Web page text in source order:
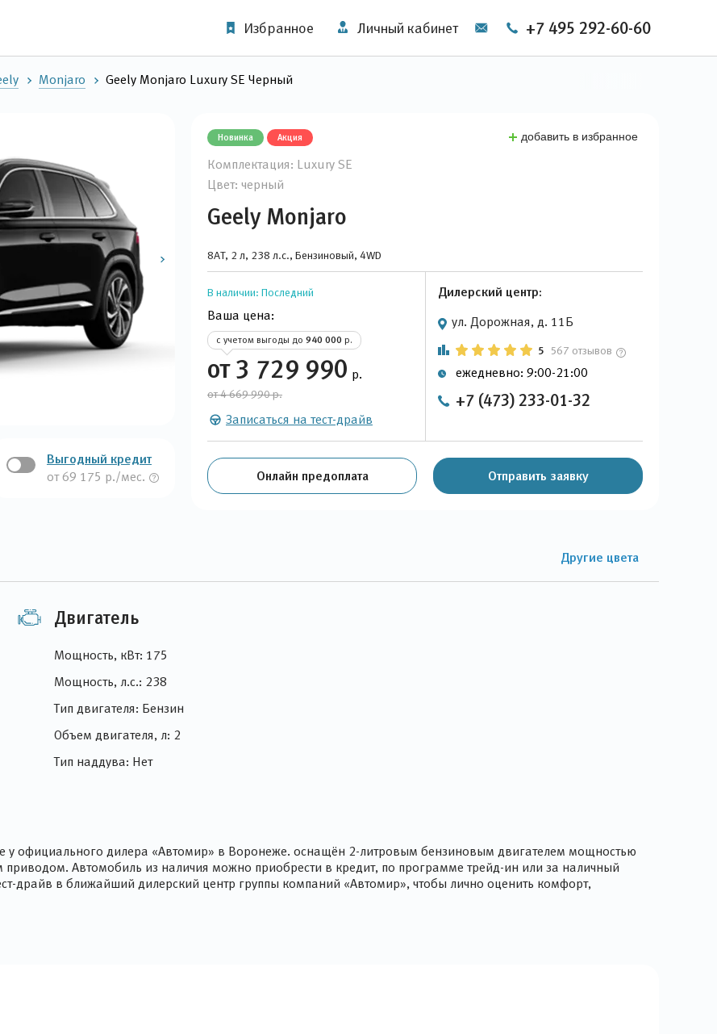
Избранное Личный кабинет +7 495 292-60-60
Monjaro Geely Monjaro Luxury SE Черный
Выгодный кредит
от 69 175 р./мес.
Новинка Акция добавить в избранное
Комплектация: Luxury SE
Цвет: черный
Geely Monjaro
8AT, 2 л, 238 л.с., Бензиновый, 4WD
В наличии: Последний
Ваша цена:
с учетом выгоды до 940 000 р.
от 3 729 990 р.
от 4 669 990 р.
Записаться на тест-драйв
Дилерский центр:
ул. Дорожная, д. 11Б
5 567 отзывов
ежедневно: 9:00-21:00
+7 (473) 233-01-32
Онлайн предоплата Отправить заявку
Другие цвета
Двигатель
Мощность, кВт: 175
Мощность, л.с.: 238
Тип двигателя: Бензин
Объем двигателя, л: 2
Тип наддува: Нет
у официального дилера «Автомир» в Воронеже. оснащён 2-литровым бензиновым двигателем мощностью
приводом. Автомобиль из наличия можно приобрести в кредит, по программе трейд-ин или за наличный
драйв в ближайший дилерский центр группы компаний «Автомир», чтобы лично оценить комфорт,